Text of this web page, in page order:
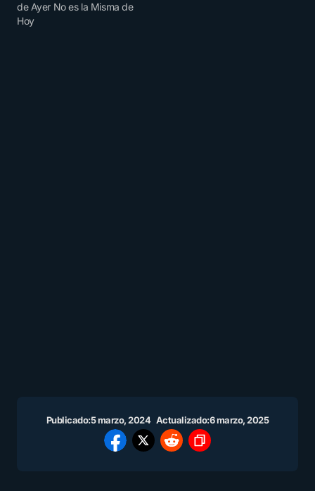
de Ayer No es la Misma de
Hoy
Publicado:5 marzo, 2024 Actualizado:6 marzo, 2025